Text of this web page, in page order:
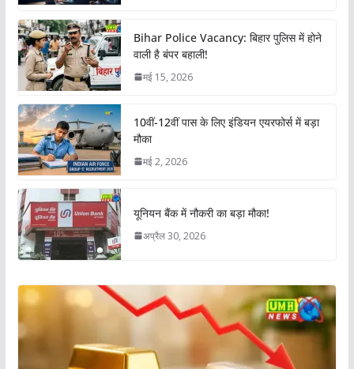
Bihar Police Vacancy: बिहार पुलिस में होने
वाली है बंपर बहाली!
मई 15, 2026
10वीं-12वीं पास के लिए इंडियन एयरफोर्स में बड़ा
मौका
मई 2, 2026
यूनियन बैंक में नौकरी का बड़ा मौका!
अप्रैल 30, 2026